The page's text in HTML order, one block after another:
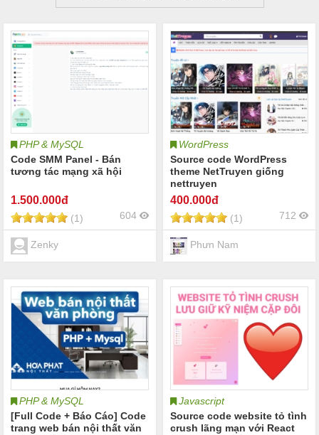
PHP & MySQL
Code SMM Panel - Bán
tương tác mạng xã hội
1.500.000đ
(1) 604
Zenky
WordPress
Source code WordPress
theme NetTruyen giống
nettruyen
400.000đ
(1) 712
Phưn Nam
PHP & MySQL
[Full Code + Báo Cáo] Code
trang web bán nội thất văn
Javascript
Source code website tỏ tình
crush lãng mạn với React